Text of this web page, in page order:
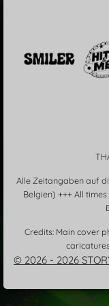
Alle Zeitangaben auf
Belgien) +++ All
Credits: Main cover
© 2026 - 2026